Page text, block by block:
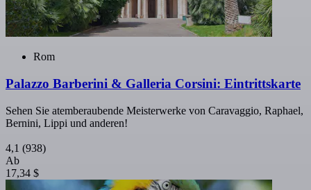
Rom
Palazzo Barberini & Galleria Corsini: Eintrittskarte
Sehen Sie atemberaubende Meisterwerke von Caravaggio, Raphael,
Bernini, Lippi und anderen!
4,1 (938)
Ab
17,34 $